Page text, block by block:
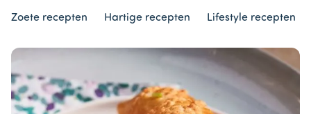
Zoete recepten Hartige recepten Lifestyle recepten